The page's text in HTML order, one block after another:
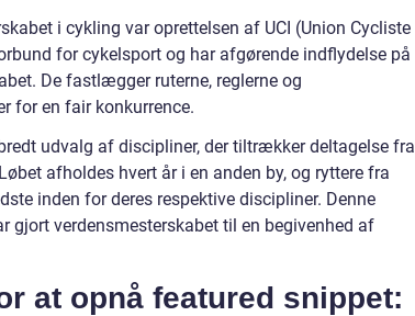
i cykling var oprettelsen af UCI (Union Cycliste
for cykelsport og har afgørende indflydelse på
De fastlægger ruterne, reglerne og
for en fair konkurrence.
udvalg af discipliner, der tiltrækker deltagelse fra
afholdes hvert år i en anden by, og ryttere fra
inden for deres respektive discipliner. Denne
gjort verdensmesterskabet til en begivenhed af
at opnå featured snippet: